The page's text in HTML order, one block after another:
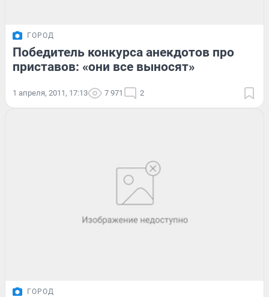
ГОРОД
Победитель конкурса анекдотов про
приставов: «они все выносят»
1 апреля, 2011, 17:13 7 971 2
ГОРОД